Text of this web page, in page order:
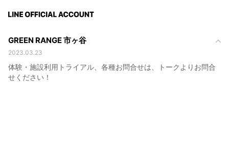
GREEN RANGE 市ヶ谷
2023.03.23
体験・施設利用トライアル、各種お問合せは、トークよりお問合
せください！